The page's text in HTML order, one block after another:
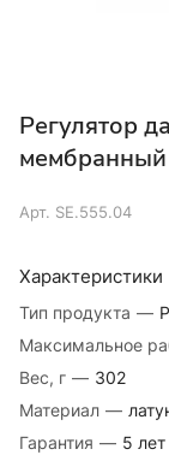
Регулятор
Арт. SE.555.04
Характеристики
Тип продукта —
Максимальное
Вес, г — 302
Материал —
Гарантия — 5 лет